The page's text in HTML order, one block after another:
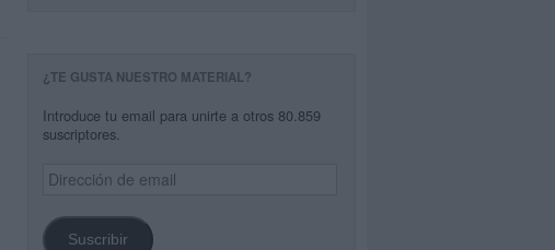
¿TE GUSTA NUESTRO MATERIAL?
Introduce tu email para unirte a otros 80.859
suscriptores.
Dirección
de
Suscribir